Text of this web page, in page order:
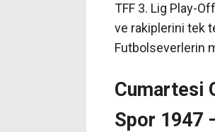
TFF 3. Lig Play-
ve rakiplerini tek
Futbolseverlerin
Cumartesi
Spor 1947